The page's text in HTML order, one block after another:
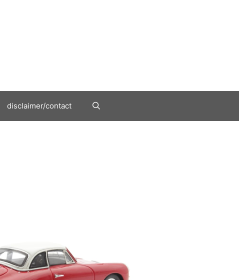
disclaimer/contact